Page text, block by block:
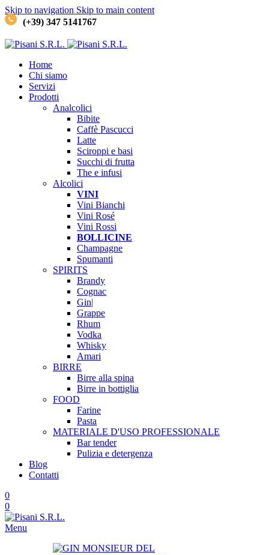
Skip to navigation Skip to main content
(+39) 347 5141767
Home
Chi siamo
Servizi
Prodotti
Analcolici
Bibite
Caffè Pascucci
Latte
Sciroppi e basi
Succhi di frutta
The e infusi
Alcolici
VINI
Vini Bianchi
Vini Rosé
Vini Rossi
BOLLICINE
Champagne
Spumanti
SPIRITS
Brandy
Cognac
Gin|
Grappe
Rhum
Vodka
Whisky
Amari
BIRRE
Birre alla spina
Birre in bottiglia
FOOD
Farine
Pasta
MATERIALE D'USO PROFESSIONALE
Bar tender
Pulizia e detergenza
Blog
Contatti
0
0
Menu